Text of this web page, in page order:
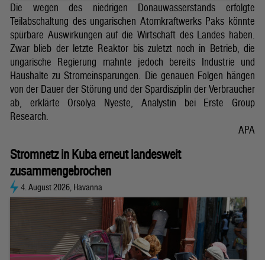
Die wegen des niedrigen Donauwasserstands erfolgte
Teilabschaltung des ungarischen Atomkraftwerks Paks könnte
spürbare Auswirkungen auf die Wirtschaft des Landes haben.
Zwar blieb der letzte Reaktor bis zuletzt noch in Betrieb, die
ungarische Regierung mahnte jedoch bereits Industrie und
Haushalte zu Stromeinsparungen. Die genauen Folgen hängen
von der Dauer der Störung und der Spardisziplin der Verbraucher
ab, erklärte Orsolya Nyeste, Analystin bei Erste Group
Research.
APA
Stromnetz in Kuba erneut landesweit
zusammengebrochen
4. August 2026, Havanna